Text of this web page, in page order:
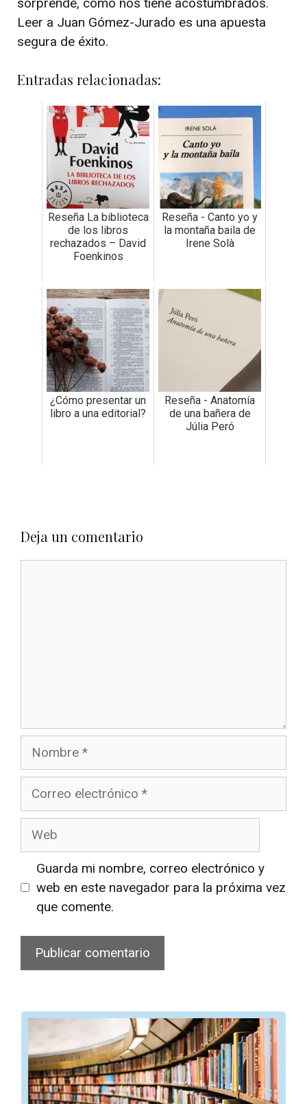
sorprende, como nos tiene acostumbrados.
Leer a Juan Gómez-Jurado es una apuesta
segura de éxito.
Entradas relacionadas:
Reseña La biblioteca
de los libros
rechazados – David
Foenkinos
Reseña - Canto yo y
la montaña baila de
Irene Solà
¿Cómo presentar un
libro a una editorial?
Reseña - Anatomía
de una bañera de
Júlia Peró
Deja un comentario
Nombre
Correo
Web
Guarda mi nombre, correo electrónico y
web en este navegador para la próxima vez
que comente.